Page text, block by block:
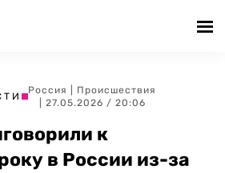
Россия
Происшествия
| 27.05.2026 / 20:06
к
в России из-за